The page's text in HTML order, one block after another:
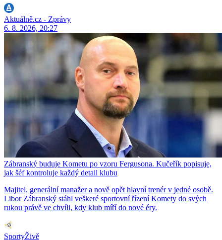
Aktuálně.cz - Zprávy
6. 8. 2026, 20:27
Zábranský buduje Kometu po vzoru Fergusona. Kučeřík popisuje,
jak šéf kontroluje každý detail klubu
Majitel, generální manažer a nově opět hlavní trenér v jedné osobě.
Libor Zábranský stáhl veškeré sportovní řízení Komety do svých
rukou právě ve chvíli, kdy klub míří do nové éry.
SportyŽivě